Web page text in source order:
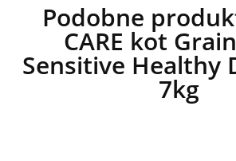
Podobne
CARE kot
Sensitive Healthy
7kg